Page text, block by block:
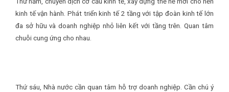
kinh tế vận hành. Phát triển kinh tế 2 tầng với tập đoàn kinh tế lớn
đa sở hữu và doanh nghiệp nhỏ liên kết với tầng trên. Quan tâm
chuỗi cung ứng cho nhau.
Thứ sáu, Nhà nước cần quan tâm hỗ trợ doanh nghiệp. Cần chú ý